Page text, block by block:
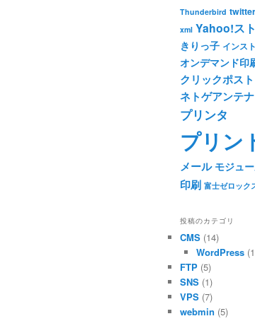
Thunderbird twitter
xml Yahoo!ス
きりっ子 インス
オンデマンド印
クリックポスト
ネトゲアンテナ
プリンタ
プリン
メール モジュ
印刷 富士ゼロック
投稿のカテゴリ
CMS (14)
WordPress
FTP (5)
SNS (1)
VPS (7)
webmin (5)